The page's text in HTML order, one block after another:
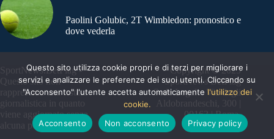
Paolini Golubic, 2T Wimbledon: pronostico e
dove vederla
SportNews.BetFlag -
Questo sito non
rappresenta una testata
giornalistica in quanto
viene aggiornato senza
alcuna periodicità
Copyright © 2025
SportNews BetFlag
Sede Legale: Via degli
Aldobrandeschi, 300 |
00163 | Roma
Questo sito utilizza cookie propri e di terzi per migliorare i
servizi e analizzare le preferenze dei suoi utenti. Cliccando su
"Acconsento" l'utente accetta automaticamente l'utilizzo dei
cookie.
Acconsento
Non acconsento Privacy policy